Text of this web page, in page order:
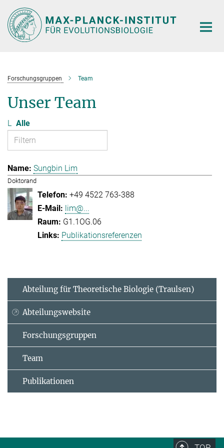
Hauptinhalt
Forschungsgruppen Team
Unser Team
L Alle
Sungbin Lim
Doktorand
+49 4522 763-388
lim@...
G1.1OG.06
Publikationsreferenzen
Abteilung für Theoretische Biologie (Traulsen)
Abteilungswebsite
Forschungsgruppen
Team
Publikationen